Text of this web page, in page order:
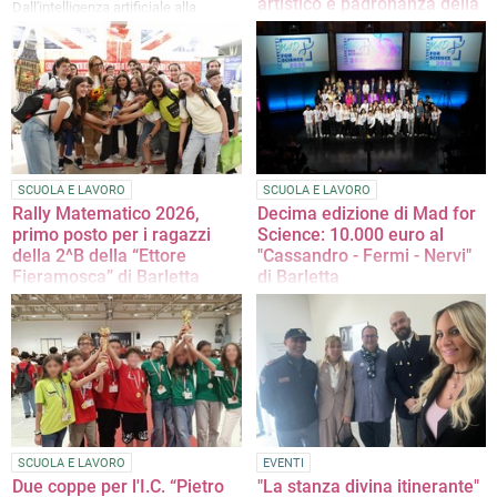
Dall'intelligenza artificiale alla
domotica, l'VIII edizione trasforma il
Liceo Cafiero in un laboratorio di
ricerca e creatività
artistico e padronanza della
lingua straniera
I ragazzi e ragazze della 3ªC
dell'Istituto "Santarella" di Corato
protagonisti in "Dall'Ofanto alla
Senna: il viaggio nell'arte del De
SCUOLA E LAVORO
Rally Matematico 2026,
primo posto per i ragazzi
della 2^B della “Ettore
Fieramosca” di Barletta
L'iniziativa trasforma la matematica
in un'occasione di confronto,
collaborazione e problem solving
SCUOLA E LAVORO
Decima edizione di Mad for
Science: 10.000 euro al
"Cassandro - Fermi - Nervi"
di Barletta
potenziamento del laboratori di
scienze
SCUOLA E LAVORO
Due coppe per l'I.C. “Pietro
EVENTI
"La stanza divina itinerante"